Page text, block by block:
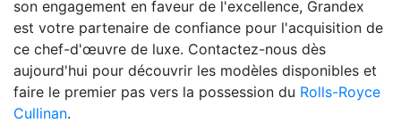
son engagement en faveur de l'excellence, Grandex
est votre partenaire de confiance pour l'acquisition de
ce chef-d'œuvre de luxe. Contactez-nous dès
aujourd'hui pour découvrir les modèles disponibles et
faire le premier pas vers la possession du Rolls-Royce
Cullinan.